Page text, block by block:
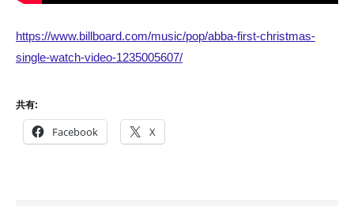
https://www.billboard.com/music/pop/abba-first-christmas-
single-watch-video-1235005607/
共有:
Facebook X